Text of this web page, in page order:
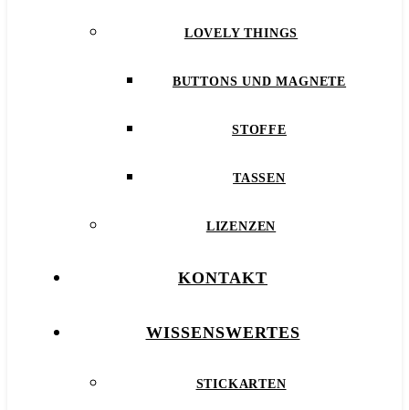
LOVELY THINGS
BUTTONS UND MAGNETE
STOFFE
TASSEN
LIZENZEN
KONTAKT
WISSENSWERTES
STICKARTEN